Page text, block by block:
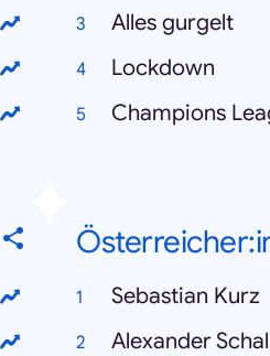
Alles gurgelt
Lockdown
Champions
Sebastian Kurz
Alexander